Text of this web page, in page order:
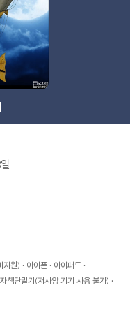
지원) 아이폰
아이패드
책단말기(저사양 기기 사용 불가)